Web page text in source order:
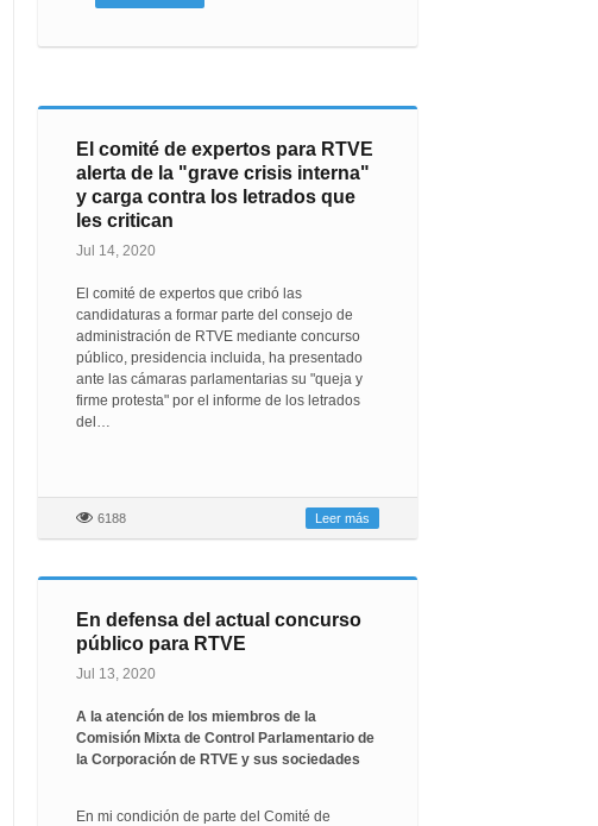
El comité de expertos para RTVE
alerta de la "grave crisis interna"
y carga contra los letrados que
les critican
Jul 14, 2020
El comité de expertos que cribó las
candidaturas a formar parte del consejo de
administración de RTVE mediante concurso
público, presidencia incluida, ha presentado
ante las cámaras parlamentarias su "queja y
firme protesta" por el informe de los letrados
del…
6188 Leer más
En defensa del actual concurso
público para RTVE
Jul 13, 2020
A la atención de los miembros de la
Comisión Mixta de Control Parlamentario de
la Corporación de RTVE y sus sociedades
En mi condición de parte del Comité de